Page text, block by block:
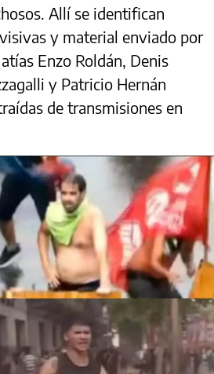
Allí se identifican
y material enviado por
Enzo Roldán, Denis
y Patricio Hernán
de transmisiones en